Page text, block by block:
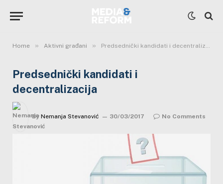
Home » Aktivni građani » Predsednički kandidati i decentralizacija
Predsednički kandidati i
decentralizacija
By Nemanja Stevanović 30/03/2017 No Comments